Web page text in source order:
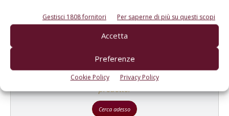
Gestisci 1808 fornitori Per saperne di più su questi scopi
Accetta
Preferenze
Cookie Policy Privacy Policy
Catalogo Aziende e Prodotti
Un modo semplice per cercare un'azienda o un
prodotto!
Cerca adesso